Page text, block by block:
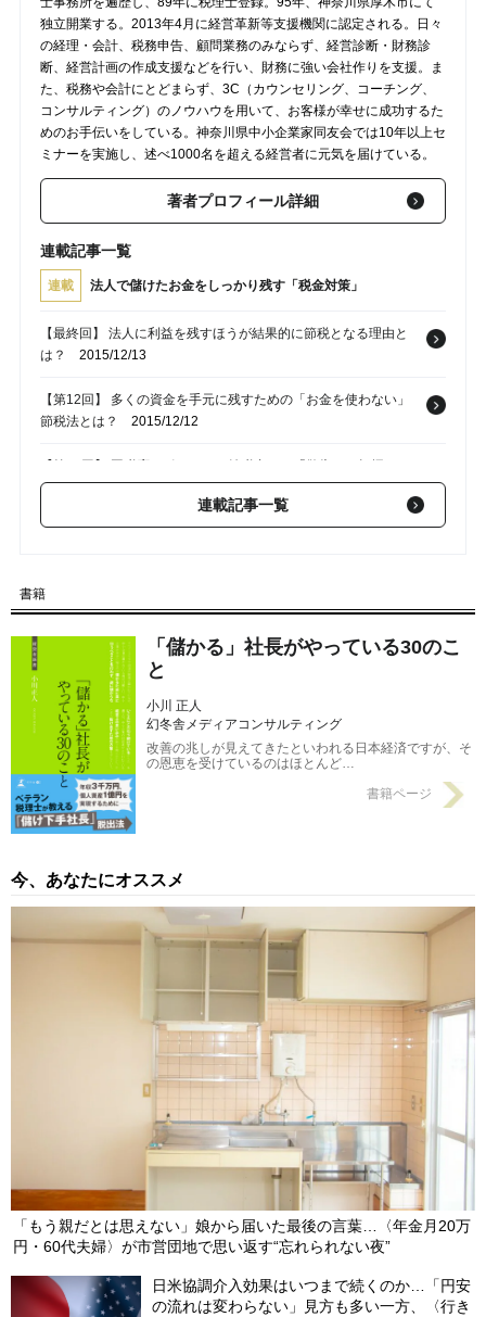
独立開業する。2013年4月に経営革新等支援機関に認定される。日々
の経理・会計、税務申告、顧問業務のみならず、経営診断・財務診
断、経営計画の作成支援などを行い、財務に強い会社作りを支援。ま
た、税務や会計にとどまらず、3C（カウンセリング、コーチング、
コンサルティング）のノウハウを用いて、お客様が幸せに成功するた
めのお手伝いをしている。神奈川県中小企業家同友会では10年以上セ
ミナーを実施し、述べ1000名を超える経営者に元気を届けている。
著者プロフィール詳細
連載記事一覧
連載 法人で儲けたお金をしっかり残す「税金対策」
【最終回】 法人に利益を残すほうが結果的に節税となる理由と
は？
2015/12/13
【第12回】 多くの資金を手元に残すための「お金を使わない」
節税法とは？
2015/12/12
対応する方法2015/12/11
【第9回】 税務調査官が疑いの目を向ける「決算書のズレ」と
【第8回】 税務調査の「事前資料」や「申告書」に関する留意点
連載記事一覧
書籍
「儲かる」社長がやっている30のこ
と
小川 正人
幻冬舎メディアコンサルティング
改善の兆しが見えてきたといわれる日本経済ですが、そ
の恩恵を受けているのはほとんど…
書籍ページ
今、あなたにオススメ
「もう親だとは思えない」娘から届いた最後の言葉…〈年金月20万
円・60代夫婦〉が市営団地で思い返す“忘れられない夜”
日米協調介入効果はいつまで続くのか…「円安
の流れは変わらない」見方も多い一方、〈行き